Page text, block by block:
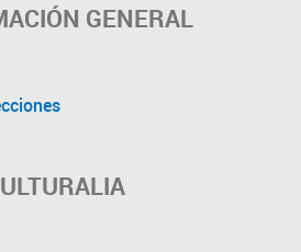
GENERAL